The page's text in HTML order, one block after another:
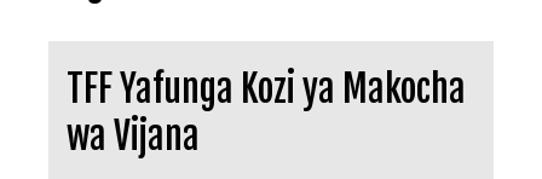
TFF Yafunga Kozi ya Makocha
wa Vijana